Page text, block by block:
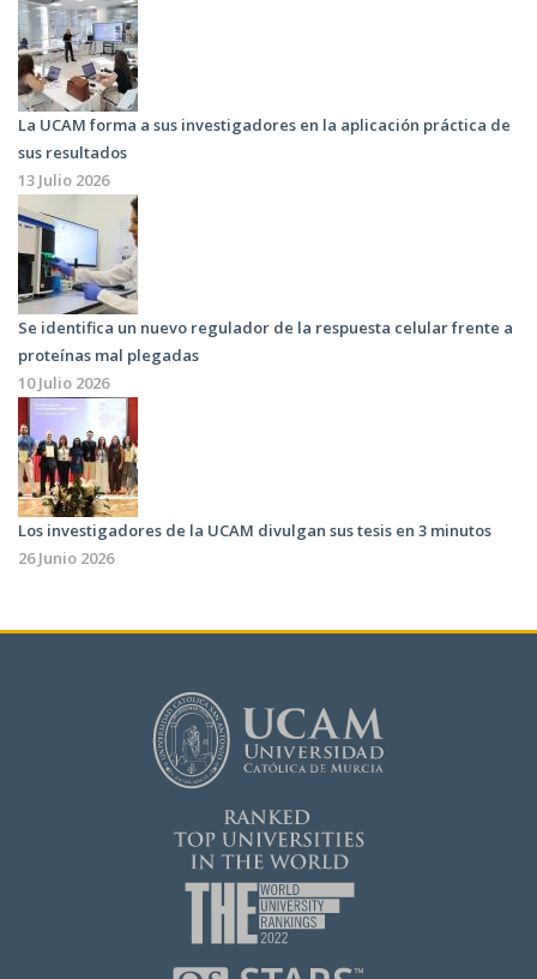
La UCAM forma a sus investigadores en la aplicación práctica de
sus resultados
13 Julio 2026
Se identifica un nuevo regulador de la respuesta celular frente a
proteínas mal plegadas
10 Julio 2026
Los investigadores de la UCAM divulgan sus tesis en 3 minutos
26 Junio 2026